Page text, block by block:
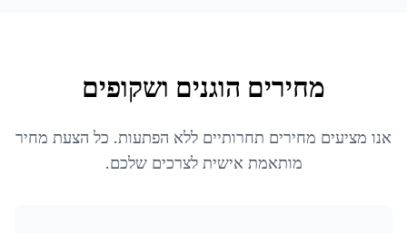
מחירים הוגנים ושקופים
אנו מציעים מחירים תחרותיים ללא הפתעות. כל הצעת מחיר
מותאמת אישית לצרכים שלכם.